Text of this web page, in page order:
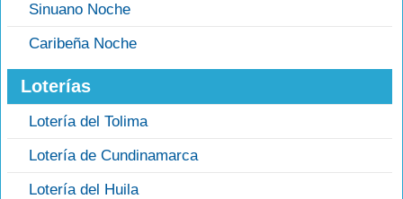
Sinuano Noche
Caribeña Noche
Loterías
Lotería del Tolima
Lotería de Cundinamarca
Lotería del Huila